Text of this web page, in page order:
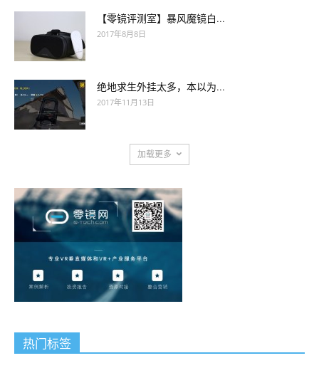
【零镜评测室】暴风魔镜白...
2017年8月8日
绝地求生外挂太多，本以为...
2017年11月13日
加载更多
热门标签